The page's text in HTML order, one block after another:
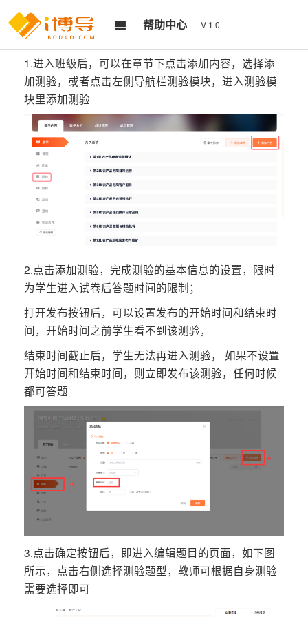
帮助中心 V 1.0
1.进入班级后，可以在章节下点击添加内容，选择添
加测验，或者点击左侧导航栏测验模块，进入测验模
块里添加测验
2.点击添加测验，完成测验的基本信息的设置，限时
为学生进入试卷后答题时间的限制；
打开发布按钮后，可以设置发布的开始时间和结束时
间，开始时间之前学生看不到该测验，
结束时间截止后，学生无法再进入测验， 如果不设置
开始时间和结束时间，则立即发布该测验，任何时候
都可答题
3.点击确定按钮后，即进入编辑题目的页面，如下图
所示，点击右侧选择测验题型，教师可根据自身测验
需要选择即可